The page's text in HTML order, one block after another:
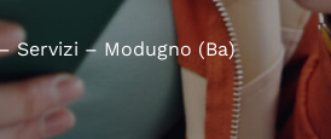
Servizi – Modugno (Ba)